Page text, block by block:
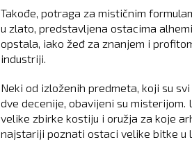
Takođe, potraga za mističnim
u zlato, predstavljena ostacima
opstala, iako žeđ za znanjem i
industriji.
Neki od izloženih predmeta, koji su
dve decenije, obavijeni su
velike zbirke kostiju i oružja za koje
najstariji poznati ostaci velike bitke u